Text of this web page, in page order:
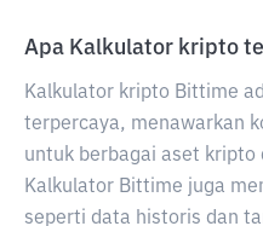
Apa Kalkulator kripto
Kalkulator kripto Bittime
terpercaya, menawarkan
untuk berbagai aset kripto
Kalkulator Bittime juga
seperti data historis dan